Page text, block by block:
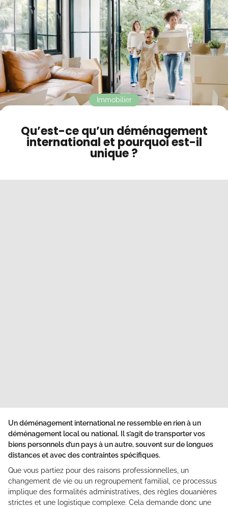
Contact
Mode sombre
Qu’est-ce qu’un déménagement
international et pourquoi est-il
unique ?
Immobilier
Un déménagement international ne ressemble en rien à un
déménagement local ou national. Il s’agit de transporter vos
biens personnels d’un pays à un autre, souvent sur de longues
distances et avec des contraintes spécifiques.
Que vous partiez pour des raisons professionnelles, un
changement de vie ou un regroupement familial, ce processus
implique des formalités administratives, des règles douanières
strictes et une logistique complexe. Cela demande donc une